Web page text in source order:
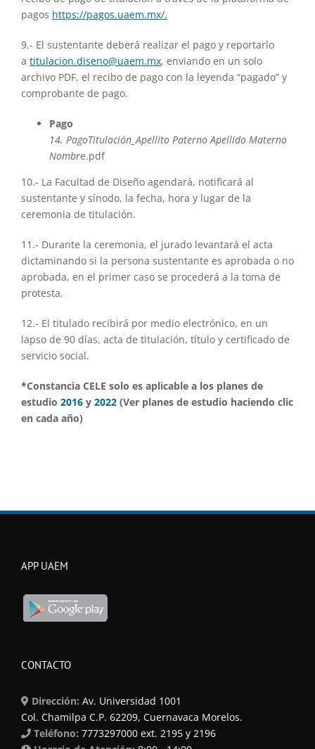
pagos https://pagos.uaem.mx/.
9.- El sustentante deberá realizar el pago y reportarlo
a titulacion.diseno@uaem.mx, enviando en un solo
archivo PDF, el recibo de pago con la leyenda “pagado” y
comprobante de pago.
Pago
14. PagoTitulación_Apellito Paterno Apellido Materno
Nombre.pdf
10.- La Facultad de Diseño agendará, notificará al
sustentante y sínodo, la fecha, hora y lugar de la
ceremonia de titulación.
11.- Durante la ceremonia, el jurado levantará el acta
dictaminando si la persona sustentante es aprobada o no
aprobada, en el primer caso se procederá a la toma de
protesta.
12.- El titulado recibirá por medio electrónico, en un
lapso de 90 días, acta de titulación, título y certificado de
servicio social.
*Constancia CELE solo es aplicable a los planes de
estudio 2016 y 2022 (Ver planes de estudio haciendo clic
en cada año)
APP UAEM
CONTACTO
Dirección: Av. Universidad 1001
Col. Chamilpa C.P. 62209, Cuernavaca Morelos.
Teléfono: 7773297000 ext. 2195 y 2196